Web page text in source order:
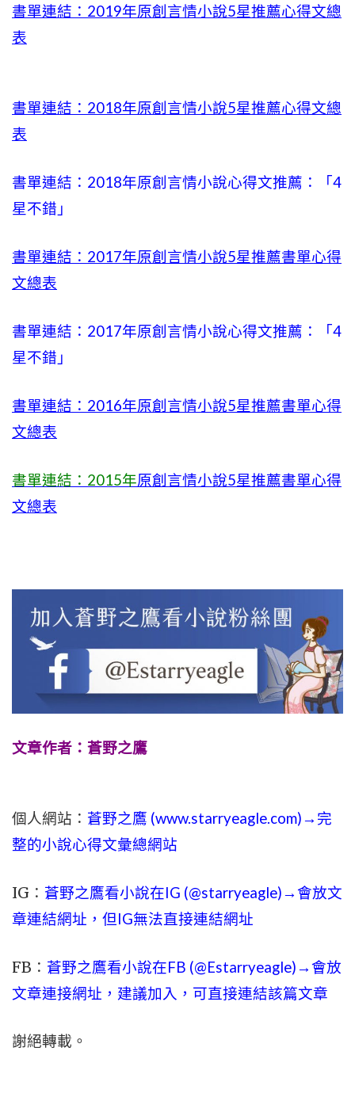
書單連結：2019年原創言情小說5星推薦心得文總
表
書單連結：2018年原創言情小說5星推薦心得文總
表
書單連結：2018年原創言情小說心得文推薦：「4
星不錯」
書單連結：2017年原創言情小說5星推薦書單心得
文總表
書單連結：2017年原創言情小說心得文推薦：「4
星不錯」
書單連結：2016年原創言情小說5星推薦書單心得
文總表
書單連結：2015年原創言情小說5星推薦書單心得
文總表
文章作者：蒼野之鷹
個人網站： 蒼野之鷹 (www.starryeagle.com)→完
整的小說心得文彙總網站
IG： 蒼野之鷹看小說在IG (@starryeagle)→會放文
章連結網址，但IG無法直接連結網址
FB： 蒼野之鷹看小說在FB (@Estarryeagle)→會放
文章連接網址，建議加入，可直接連結該篇文章
謝絕轉載。